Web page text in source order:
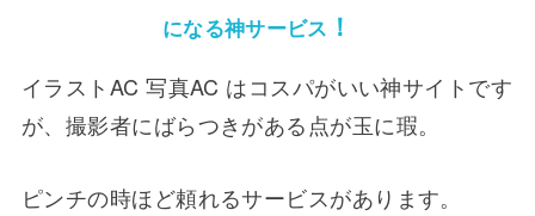
になる神サービス ！
イラストAC 写真AC はコスパがいい神サイトです
が、撮影者にばらつきがある点が玉に瑕。
ピンチの時ほど頼れるサービスがあります。